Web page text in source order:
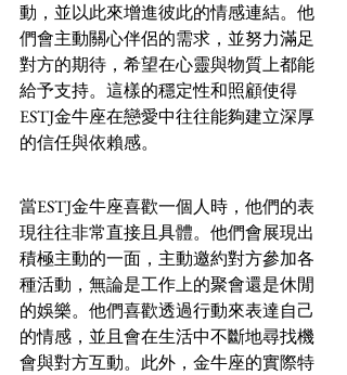
動，並以此來增進彼此的情感連結。他
們會主動關心伴侶的需求，並努力滿足
對方的期待，希望在心靈與物質上都能
給予支持。這樣的穩定性和照顧使得
ESTJ金牛座在戀愛中往往能夠建立深厚
的信任與依賴感。
當ESTJ金牛座喜歡一個人時，他們的表
現往往非常直接且具體。他們會展現出
積極主動的一面，主動邀約對方參加各
種活動，無論是工作上的聚會還是休閒
的娛樂。他們喜歡透過行動來表達自己
的情感，並且會在生活中不斷地尋找機
會與對方互動。此外，金牛座的實際特